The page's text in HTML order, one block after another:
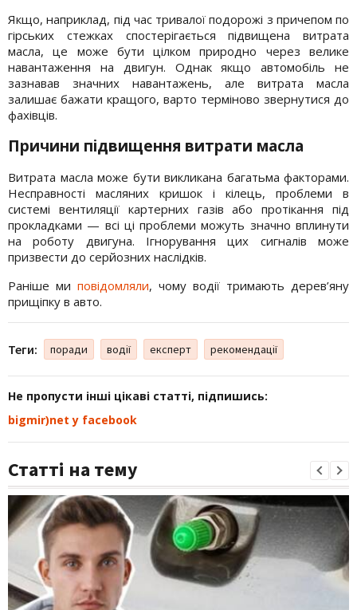
Якщо, наприклад, під час тривалої подорожі з причепом по
гірських стежках спостерігається підвищена витрата
масла, це може бути цілком природно через велике
навантаження на двигун. Однак якщо автомобіль не
зазнавав значних навантажень, але витрата масла
залишає бажати кращого, варто терміново звернутися до
фахівців.
Причини підвищення витрати масла
Витрата масла може бути викликана багатьма факторами.
Несправності масляних кришок і кілець, проблеми в
системі вентиляції картерних газів або протікання під
прокладками — всі ці проблеми можуть значно вплинути
на роботу двигуна. Ігнорування цих сигналів може
призвести до серйозних наслідків.
Раніше ми повідомляли, чому водії тримають дерев’яну
прищіпку в авто.
Теги: поради водії експерт рекомендації
Не пропусти інші цікаві статті, підпишись:
bigmir)net у facebook
Статті на тему